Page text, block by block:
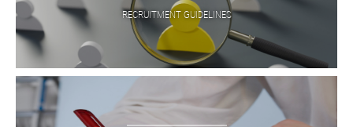
RECRUITMENT GUIDELINES